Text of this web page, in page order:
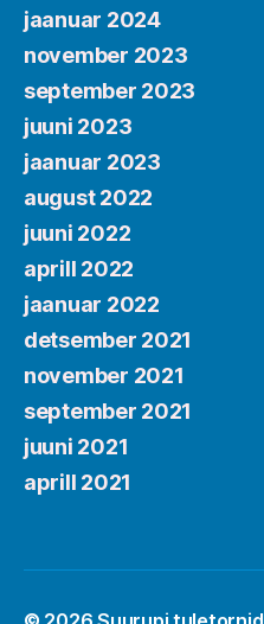
jaanuar 2024
november 2023
september 2023
juuni 2023
jaanuar 2023
august 2022
juuni 2022
aprill 2022
jaanuar 2022
detsember 2021
november 2021
september 2021
juuni 2021
aprill 2021